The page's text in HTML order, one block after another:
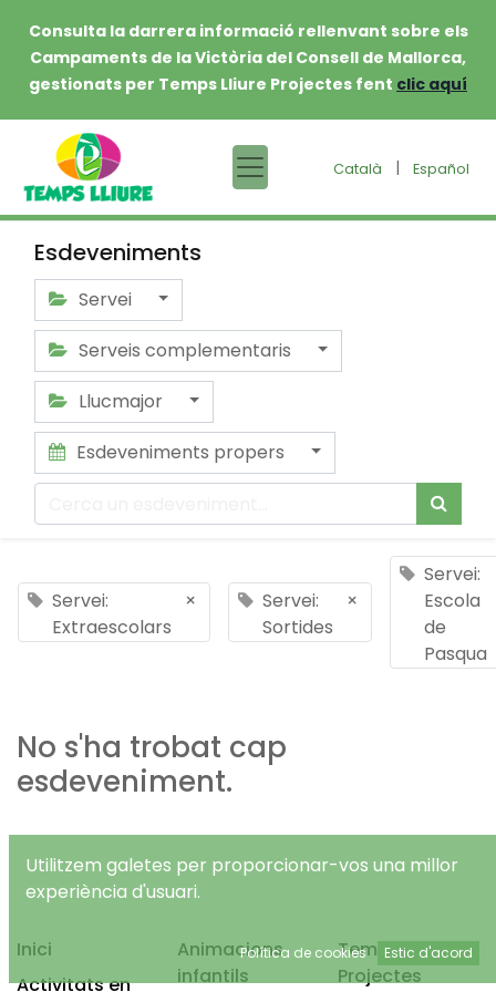
Consulta la darrera informació rellenvant sobre els
Campaments de la Victòria del Consell de Mallorca,
gestionats per Temps Lliure Projectes fent clic aquí
Català | Español
Esdeveniments
Servei
Serveis complementaris
Llucmajor
Esdeveniments propers
Servei:
Extraescolars
×
Servei:
Sortides
×
Servei:
Escola
de
Pasqua
No s'ha trobat cap
esdeveniment.
Inici
Activitats en
Animacions
infantils
Temps Lliure
Projectes
Utilitzem galetes per proporcionar-vos una millor
experiència d'usuari.
Política de cookies Estic d'acord